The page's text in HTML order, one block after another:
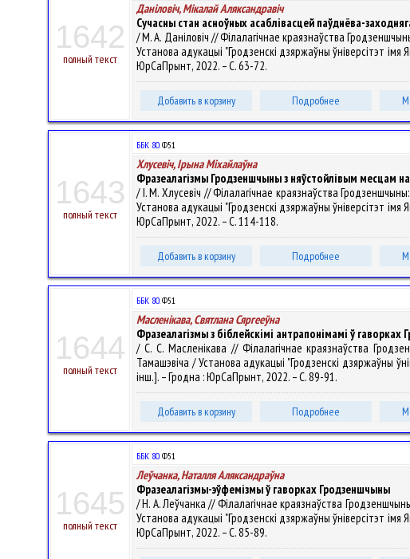
1642
полный текст
Даніловіч, Мікалай Аляксандравіч
Сучасны стан асноўных асаблівасцей паўднёва-
/ М. А. Даніловіч // Філалагічнае краязнаўства
Установа адукацыі "Гродзенскі дзяржаўны ўніверсітэт імя
ЮрСаПрынт, 2022. – С. 63-72.
Добавить в корзину Подробнее
1643
полный текст
ББК 80.Ф51
Хлусевіч, Ірына Міхайлаўна
Фразеалагізмы Гродзеншчыны з няўстойлівым месцам
/ І. М. Хлусевіч // Філалагічнае краязнаўства
Установа адукацыі "Гродзенскі дзяржаўны ўніверсітэт імя
ЮрСаПрынт, 2022. – С. 114-118.
Добавить в корзину Подробнее
1644
полный текст
ББК 80.Ф51
Масленікава, Святлана Сяргееўна
Фразеалагізмы з біблейскімі антрапонімамі ў
/ С. С. Масленікава // Філалагічнае краязнаўства
Тамашэвіча / Установа адукацыі "Гродзенскі дзяржаўны
інш.]. – Гродна : ЮрСаПрынт, 2022. – С. 89-91.
Добавить в корзину Подробнее
1645
полный текст
ББК 80.Ф51
Леўчанка, Наталля Аляксандраўна
Фразеалагізмы-эўфемізмы ў гаворках Гродзеншчыны
/ Н. А. Леўчанка // Філалагічнае краязнаўства
Установа адукацыі "Гродзенскі дзяржаўны ўніверсітэт імя
ЮрСаПрынт, 2022. – С. 85-89.